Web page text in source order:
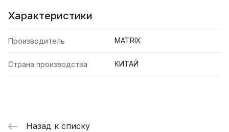
Характеристики
Производитель MATRIX
Страна производства КИТАЙ
Назад к списку